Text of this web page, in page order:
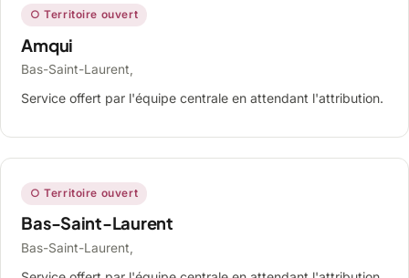
○ Territoire ouvert
Amqui
Bas-Saint-Laurent,
Service offert par l'équipe centrale en attendant l'attribution.
○ Territoire ouvert
Bas-Saint-Laurent
Bas-Saint-Laurent,